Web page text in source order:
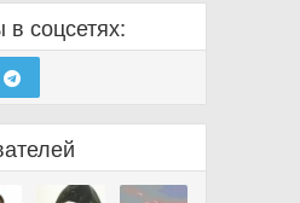
соцсетях: